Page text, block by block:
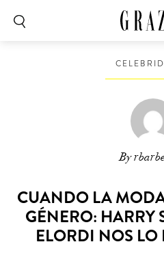
By
CUANDO LA
GÉNERO: HARRY
ELORDI NOS LO